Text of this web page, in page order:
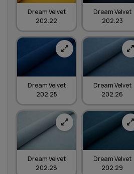
Dream Velvet
202.22
Dream Velvet
202.23
Dream Velvet
202.25
Dream Velvet
202.26
Dream Velvet
202.28
Dream Velvet
202.29